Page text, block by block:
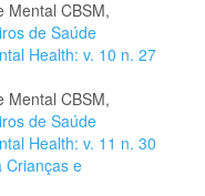
Mental CBSM,
de Saúde
Health: v. 10 n. 27
Mental CBSM,
de Saúde
Health: v. 11 n. 30
Crianças e